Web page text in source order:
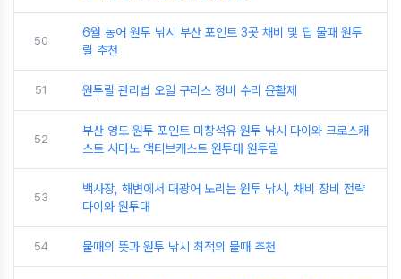
50
6월 농어 원투 낚시 부산 포인트 3곳 채비 및 팁 물때 원투
릴 추천
51 원투릴 관리법 오일 구리스 정비 수리 윤활제
52
부산 영도 원투 포인트 미창석유 원투 낚시 다이와 크로스캐
스트 시마노 액티브캐스트 원투대 원투릴
53
백사장, 해변에서 대광어 노리는 원투 낚시, 채비 장비 전략
다이와 원투대
54 물때의 뜻과 원투 낚시 최적의 물때 추천